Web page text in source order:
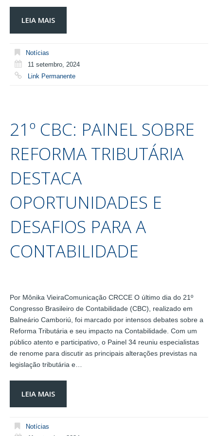
LEIA MAIS
Notícias
11 setembro, 2024
Link Permanente
21º CBC: PAINEL SOBRE
REFORMA TRIBUTÁRIA
DESTACA
OPORTUNIDADES E
DESAFIOS PARA A
CONTABILIDADE
Por Mônika VieiraComunicação CRCCE O último dia do 21º
Congresso Brasileiro de Contabilidade (CBC), realizado em
Balneário Camboriú, foi marcado por intensos debates sobre a
Reforma Tributária e seu impacto na Contabilidade. Com um
público atento e participativo, o Painel 34 reuniu especialistas
de renome para discutir as principais alterações previstas na
legislação tributária e…
LEIA MAIS
Notícias